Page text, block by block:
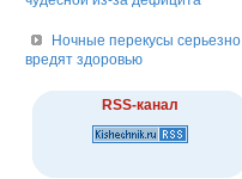
Ночные перекусы серьезно
вредят здоровью
RSS-канал